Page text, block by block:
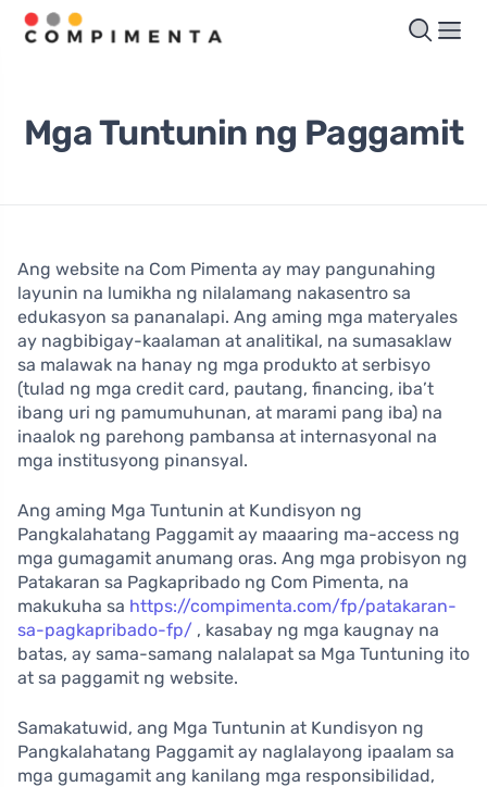
Mga Tuntunin ng Paggamit
Ang website na Com Pimenta ay may pangunahing
layunin na lumikha ng nilalamang nakasentro sa
edukasyon sa pananalapi. Ang aming mga materyales
ay nagbibigay-kaalaman at analitikal, na sumasaklaw
sa malawak na hanay ng mga produkto at serbisyo
(tulad ng mga credit card, pautang, financing, iba’t
ibang uri ng pamumuhunan, at marami pang iba) na
inaalok ng parehong pambansa at internasyonal na
mga institusyong pinansyal.
Ang aming Mga Tuntunin at Kundisyon ng
Pangkalahatang Paggamit ay maaaring ma-access ng
mga gumagamit anumang oras. Ang mga probisyon ng
Patakaran sa Pagkapribado ng Com Pimenta, na
makukuha sa https://compimenta.com/fp/patakaran-
sa-pagkapribado-fp/ , kasabay ng mga kaugnay na
batas, ay sama-samang nalalapat sa Mga Tuntuning ito
at sa paggamit ng website.
Samakatuwid, ang Mga Tuntunin at Kundisyon ng
Pangkalahatang Paggamit ay naglalayong ipaalam sa
mga gumagamit ang kanilang mga responsibilidad,